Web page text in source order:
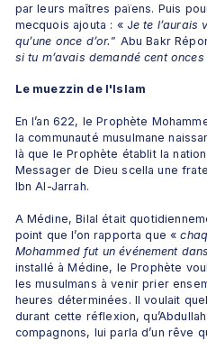
par leurs maîtres païens. Puis
mecquois ajouta : « Je te l’aurais
qu’une once d’or. ” Abu Bakr
si tu m’avais demandé cent onces
Le muezzin de l'Islam
En l’an 622, le Prophète
la communauté musulmane
là que le Prophète établit la
Messager de Dieu scella une
Ibn Al-Jarrah.
A Médine, Bilal était
point que l’on rapporta que «
Mohammed fut un événement
installé à Médine, le Prophète
les musulmans à venir prier
heures déterminées. Il voulait
durant cette réflexion,
compagnons, lui parla d’un rêve